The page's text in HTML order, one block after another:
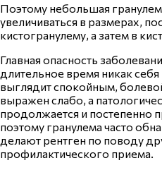
Поэтому небольшая
увеличиваться в размерах,
кистогранулему, а затем в
Главная опасность
длительное время никак
выглядит спокойным,
выражен слабо, а
продолжается и постепенно
поэтому гранулема часто
делают рентген по поводу
профилактического приема.